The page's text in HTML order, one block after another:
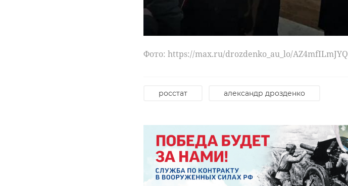
Фото: https://max.ru/drozdenko_au_lo/AZ4mfILmJYQ
росстат александр дрозденко